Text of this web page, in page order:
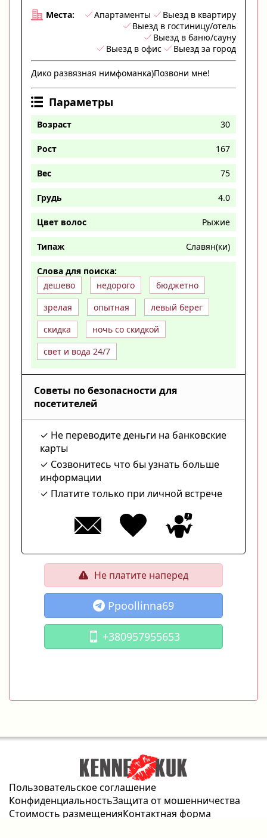
Места: Апартаменты
Выезд в квартиру
Выезд в гостиницу/отель
Выезд в баню/сауну
Выезд в офис
Выезд за город
Дико развязная нимфоманка)Позвони мне!
Параметры
Возраст 30
Рост 167
Вес 75
Грудь 4.0
Цвет волос Рыжие
Типаж Славян(ки)
Слова для поиска:
дешево
недорого
бюджетно
зрелая
опытная
левый берег
скидка
ночь со скидкой
свет и вода 24/7
Советы по безопасности для
посетителей
Не переводите деньги на банковские
карты
Созвонитесь что бы узнать больше
информации
Платите только при личной встрече
Не платите наперед
Ppoollinna69
+380957955653
Пользовательское соглашение
КонфиденциальностьЗащита от мошенничества
Стоимость размещенияКонтактная форма